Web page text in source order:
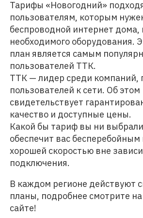
Тарифы «Новогодний»
пользователям, которым
беспроводной интернет дома,
необходимого оборудования.
план является самым
пользователей ТТК.
ТТК — лидер среди
пользователей к сети. Об этом
свидетельствует
качество и доступные цены.
Какой бы тариф вы ни
обеспечит вас
хорошей скоростью вне
подключения.
В каждом регионе действуют
планы, подробнее смотрите
сайте!